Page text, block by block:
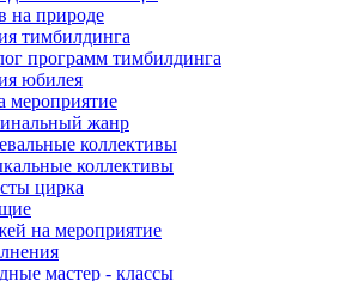
на природе
тимбилдинга
программ тимбилдинга
юбилея
мероприятие
жанр
коллективы
коллективы
цирка
на мероприятие
мастер - классы